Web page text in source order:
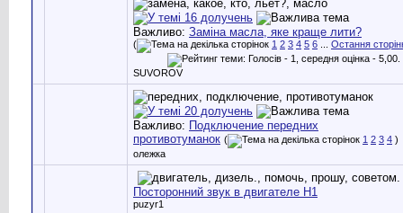
Важливо: Заміна масла, яке краще лити?
( 1 2 3 4 5 6 Остання
SUVOROV
Важливо: Подключение передних
противотуманок ( 1 2 3 4 )
олежка
Посторонний звук в двигателе Н1
puzyr1